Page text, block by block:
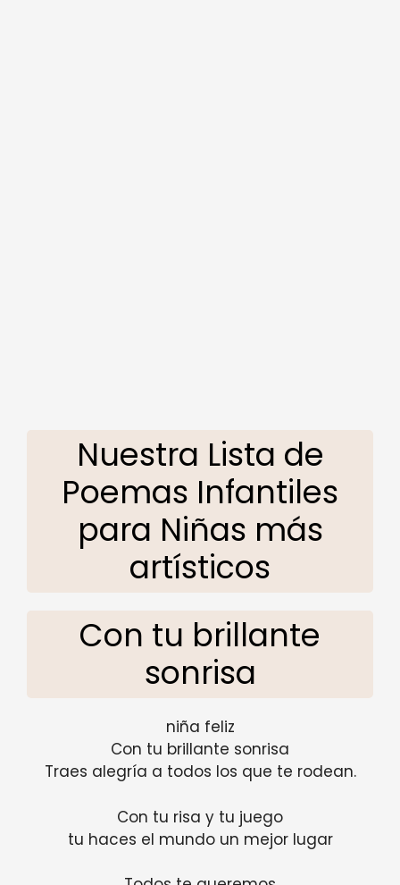
Nuestra Lista de
Poemas Infantiles
para Niñas más
artísticos
Con tu brillante
sonrisa
niña feliz
Con tu brillante sonrisa
Traes alegría a todos los que te rodean.
Con tu risa y tu juego
tu haces el mundo un mejor lugar